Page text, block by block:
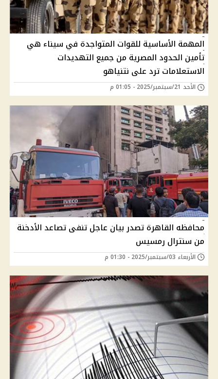
المهمة الأساسية للقوات المتواجدة في سيناء هي
تأمين الحدود المصرية من جميع التهديدات
الاستعلامات ترد على نتنياهو
الأحد 21/سبتمبر/2025 - 01:05 م
محافظه القاهرة تصدر بيان عاجل تنفى تصاعد الأدخنة
من سنترال رمسيس
الأربعاء 03/سبتمبر/2025 - 01:30 م